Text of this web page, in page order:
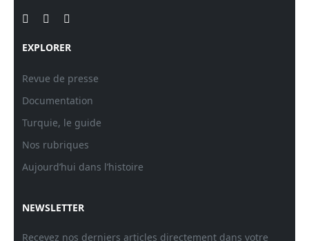
EXPLORER
Revue de presse
Documentation
Turquie, le guide
Nos rubriques
Aujourd’hui dans l’histoire
NEWSLETTER
Recevez nos derniers articles directement dans votre